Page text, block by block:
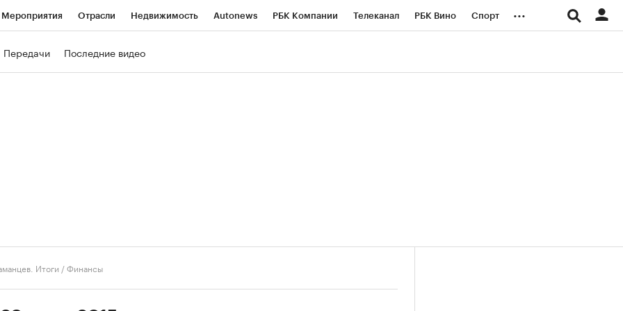
Мероприятия Отрасли Недвижимость Autonews РБК Компании Телеканал РБК Вино Спорт ...
Передачи Последние видео
Итоги /Финансы